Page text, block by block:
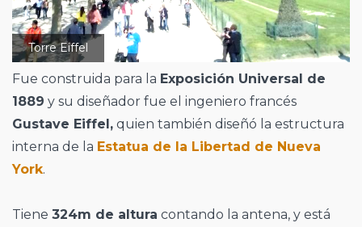
Torre Eiffel
Fue construida para la Exposición Universal de
1889 y su diseñador fue el ingeniero francés
Gustave Eiffel, quien también diseñó la estructura
interna de la Estatua de la Libertad de Nueva
York.
Tiene 324m de altura contando la antena, y está